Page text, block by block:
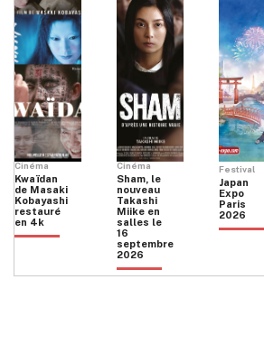
Cinéma
Kwaïdan
de Masaki
Kobayashi
restauré
en 4k
Cinéma
Sham, le
nouveau
Takashi
Miike en
salles le
16
septembre
2026
Festival
Japan
Expo
Paris
2026